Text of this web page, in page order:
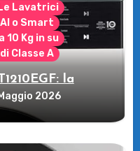
Le Lavatrici
o Smart
10 Kg in su
Classe A
la
il tuo bucato!
2026